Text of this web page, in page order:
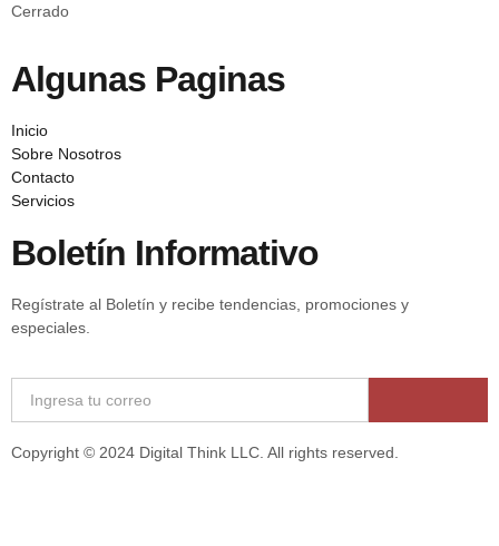
Cerrado
Algunas Paginas
Inicio
Sobre Nosotros
Contacto
Servicios
Boletín Informativo
Regístrate al Boletín y recibe tendencias, promociones y
especiales.
Copyright © 2024 Digital Think LLC. All rights reserved.